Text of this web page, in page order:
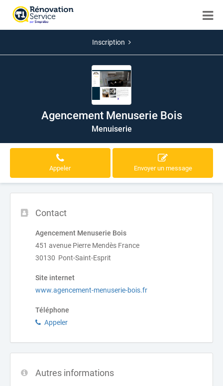
Inscription
Agencement Menuserie Bois
Menuiserie
Appeler Envoyer un message
Contact
Agencement Menuserie Bois
451 avenue Pierre Mendès France
30130 Pont-Saint-Esprit
Site internet
www.agencement-menuserie-bois.fr
Téléphone
Appeler
Autres informations